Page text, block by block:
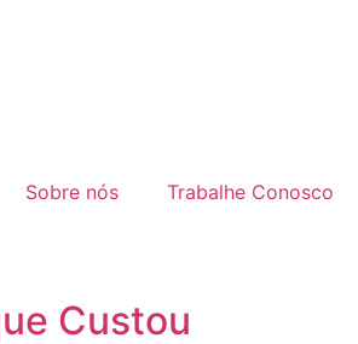
Sobre nós Trabalhe Conosco
Custou